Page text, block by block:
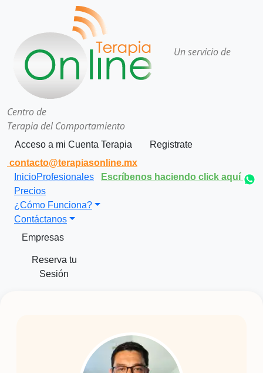
Un servicio de
Centro de
Terapia del Comportamiento
Acceso a mi Cuenta Terapia
Registrate
contacto@terapiasonline.mx
Escríbenos haciendo click aquí
InicioProfesionales
Precios
¿Cómo Funciona?
Contáctanos
Empresas
Reserva tu
Sesión